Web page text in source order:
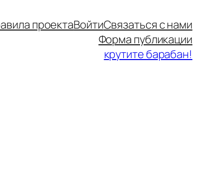
проектаВойтиСвязаться с нами
Форма публикации
крутите барабан!